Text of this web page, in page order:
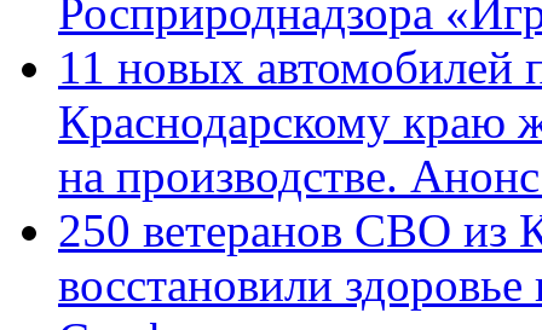
Росприроднадзора
11 новых автомобилей
Краснодарскому краю
на производстве.
250 ветеранов СВО из
восстановили